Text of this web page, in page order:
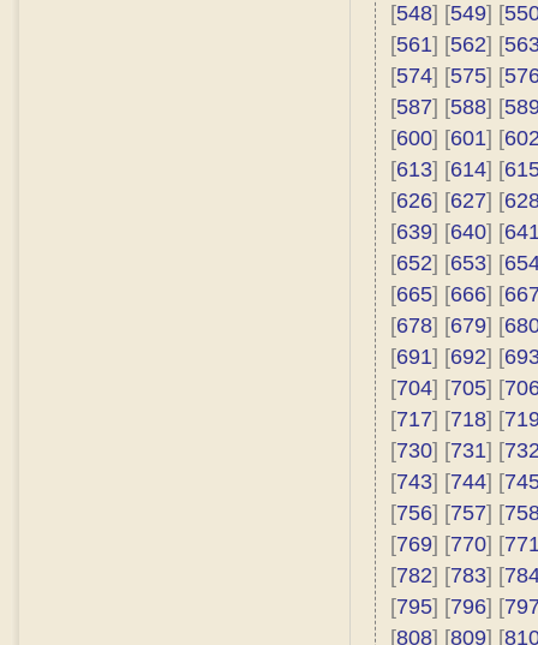
[548] [549] [
[561] [562] [
[574] [575] [
[587] [588] [
[600] [601] [
[613] [614] [
[626] [627] [
[639] [640] [
[652] [653] [
[665] [666] [
[678] [679] [
[691] [692] [
[704] [705] [
[717] [718] [
[730] [731] [
[743] [744] [
[756] [757] [
[769] [770] [
[782] [783] [
[795] [796] [
[808] [809] [